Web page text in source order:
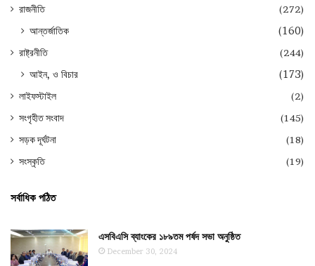
রাজনীতি
(272)
আন্তর্জাতিক (160)
রাষ্ট্রনীতি (244)
আইন, ও বিচার (173)
লাইফস্টাইল
(2)
সংগৃহীত সংবাদ
(145)
সড়ক দূর্ঘটনা
(18)
সংস্কৃতি
(19)
সর্বাধিক পঠিত
এসবিএসি ব্যাংকের ১৮৯তম পর্ষদ সভা অনুষ্ঠিত
December 30, 2024